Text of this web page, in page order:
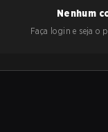
Nenhum
Faça login e seja o